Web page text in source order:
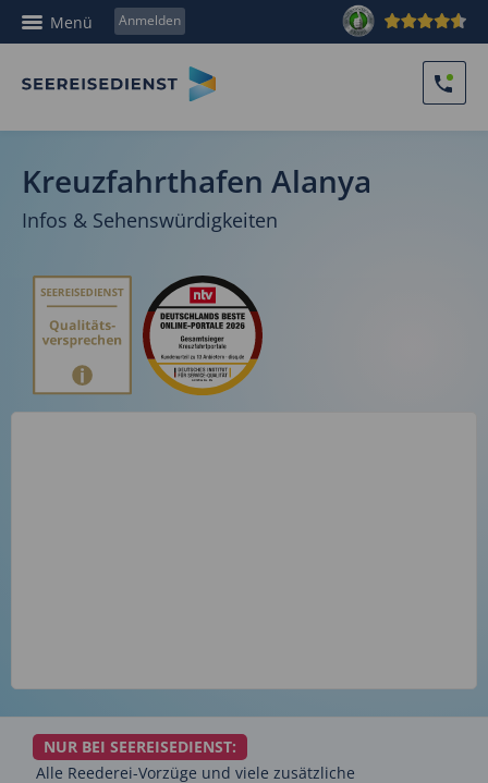
Menü Anmelden
Kreuzfahrthafen Alanya
Infos & Sehenswürdigkeiten
NUR BEI SEEREISEDIENST:
Alle Reederei-Vorzüge und viele zusätzliche